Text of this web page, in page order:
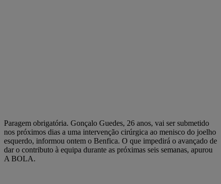
Paragem obrigatória. Gonçalo Guedes, 26 anos, vai ser submetido
nos próximos dias a uma intervenção cirúrgica ao menisco do joelho
esquerdo, informou ontem o Benfica. O que impedirá o avançado de
dar o contributo à equipa durante as próximas seis semanas, apurou
A BOLA.